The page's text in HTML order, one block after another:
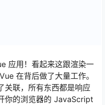
应用！看起来这跟渲染一
在背后做了大量工作。
关联，所有东西都是响应
你的浏览器的 JavaScript